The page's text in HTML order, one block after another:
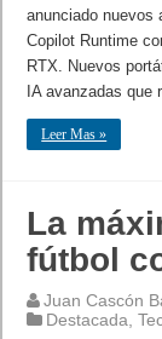
anunciado nuevos
Copilot Runtime
RTX. Nuevos
IA avanzadas que
Leer Mas »
La
fútbol
Juan Cascón
Destacada ,